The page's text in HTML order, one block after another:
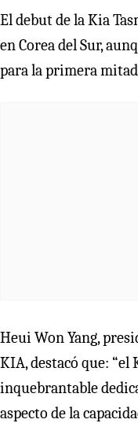
El debut de la Kia
en Corea del Sur,
para la primera mitad
Heui Won Yang,
KIA, destacó que:
inquebrantable
aspecto de la